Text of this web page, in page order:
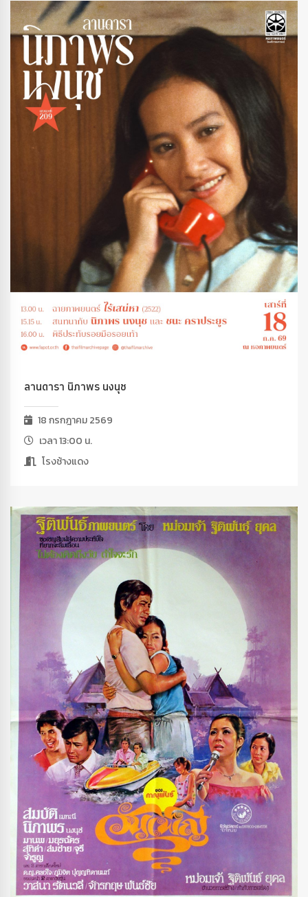
ลานดารา นิภาพร นงนุช
18 กรกฎาคม 2569
เวลา 13:00 น.
โรงช้างแดง